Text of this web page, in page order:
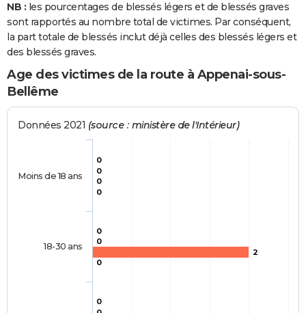
NB : les pourcentages de blessés légers et de blessés graves
sont rapportés au nombre total de victimes. Par conséquent,
la part totale de blessés inclut déjà celles des blessés légers et
des blessés graves.
Age des victimes de la route à Appenai-sous-
Bellême
Données 2021 (source : ministère de l'Intérieur)
0
0
0
0
0
0
2
0
0
Moins de 18 ans
18-30 ans